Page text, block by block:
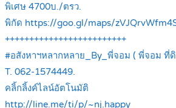
พิเศษ 4700บ./ตรว.
พิกัด https://goo.gl/maps/
+++++++++++++++++++++++++
#อสังหาฯหลากหลาย_By_พี่จอม ( พี่จอม ที่
T. 062-1574449.
คลิ้กลิ้งค์ไลน์อัตโนมัติ
http://line.me/ti/p/~nj.happy